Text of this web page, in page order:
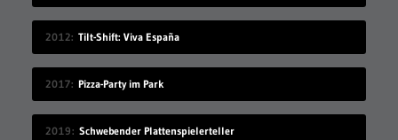
2012 Tilt-Shift: Viva España
2017 Pizza-Party im Park
2019 Schwebender Plattenspielerteller